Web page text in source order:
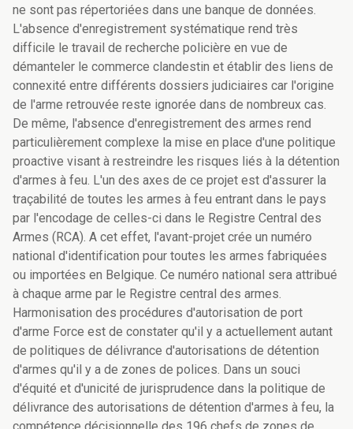
ne sont pas répertoriées dans une banque de données.
L'absence d'enregistrement systématique rend très
difficile le travail de recherche policière en vue de
démanteler le commerce clandestin et établir des liens de
connexité entre différents dossiers judiciaires car l'origine
de l'arme retrouvée reste ignorée dans de nombreux cas.
De même, l'absence d'enregistrement des armes rend
particulièrement complexe la mise en place d'une politique
proactive visant à restreindre les risques liés à la détention
d'armes à feu. L'un des axes de ce projet est d'assurer la
traçabilité de toutes les armes à feu entrant dans le pays
par l'encodage de celles-ci dans le Registre Central des
Armes (RCA). A cet effet, l'avant-projet crée un numéro
national d'identification pour toutes les armes fabriquées
ou importées en Belgique. Ce numéro national sera attribué
à chaque arme par le Registre central des armes.
Harmonisation des procédures d'autorisation de port
d'arme Force est de constater qu'il y a actuellement autant
de politiques de délivrance d'autorisations de détention
d'armes qu'il y a de zones de polices. Dans un souci
d'équité et d'unicité de jurisprudence dans la politique de
délivrance des autorisations de détention d'armes à feu, la